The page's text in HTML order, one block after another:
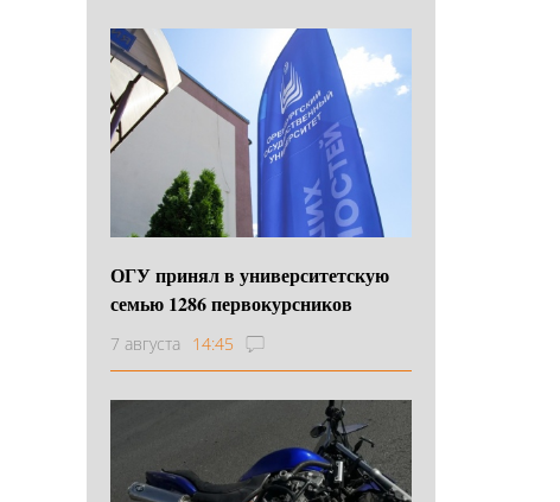
ОГУ принял в университетскую
семью 1286 первокурсников
7 августа 14:45